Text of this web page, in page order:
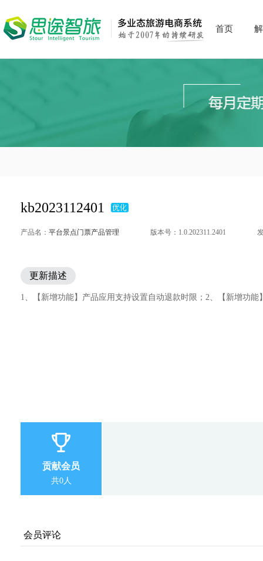
首页
kb2023112401
产品名： 平台景点门票产品管理 版本号：1.0.202311.2401
更新描述
1、【新增功能】产品应用支持设置自动退款时限；2、【新增功
贡献会员
共0人
会员评论